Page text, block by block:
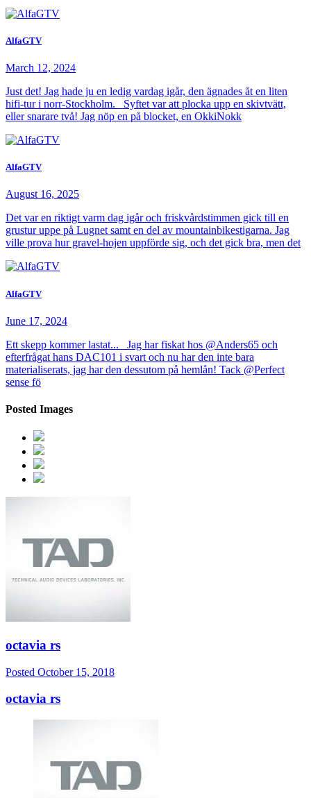
AlfaGTV
March 12, 2024
Just det! Jag hade ju en ledig vardag igår, den ägnades åt en liten
hifi-tur i norr-Stockholm. Syftet var att plocka upp en skivtvätt,
eller snarare två! Jag nöp en på blocket, en OkkiNokk
AlfaGTV
August 16, 2025
Det var en riktigt varm dag igår och friskvårdstimmen gick till en
grustur uppe på Lugnet samt en del av mountainbikestigarna. Jag
ville prova hur gravel-hojen uppförde sig, och det gick bra, men det
AlfaGTV
June 17, 2024
Ett skepp kommer lastat... Jag har fiskat hos @Anders65 och
efterfrågat hans DAC101 i svart och nu har den inte bara
materialiserats, jag har den dessutom på hemlån! Tack @Perfect
sense fö
Posted Images
octavia rs
Posted October 15, 2018
octavia rs